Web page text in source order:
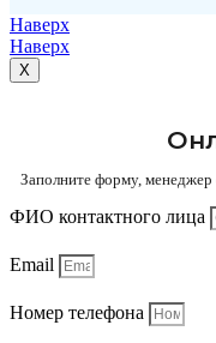
Наверх
Наверх
X
Заполните форму, менеджер
ФИО контактного лица
Email
Номер телефона